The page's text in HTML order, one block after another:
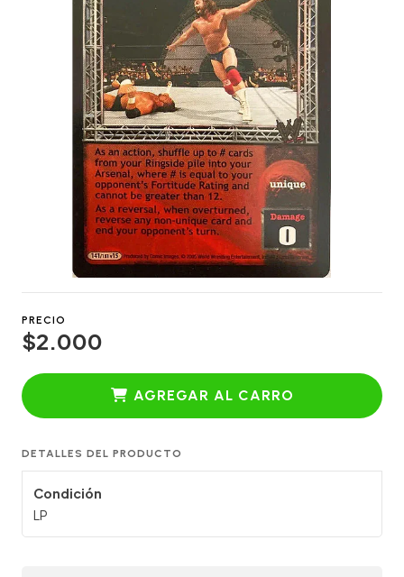
PRECIO
$2.000
AGREGAR AL CARRO
DETALLES DEL PRODUCTO
Condición
LP